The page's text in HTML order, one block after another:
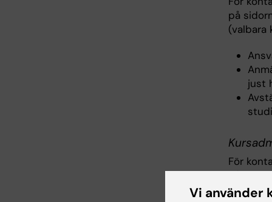
på
(valbara
just
För
på
(valbara
Vi använder